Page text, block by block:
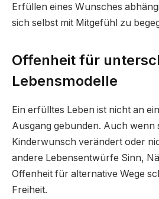
Erfüllen eines Wunsches
sich selbst mit Mitgefühl zu
Offenheit für
Lebensmodelle
Ein erfülltes Leben ist nicht an
Ausgang gebunden. Auch wenn
Kinderwunsch verändert oder
andere Lebensentwürfe Sinn,
Offenheit für alternative Wege
Freiheit.